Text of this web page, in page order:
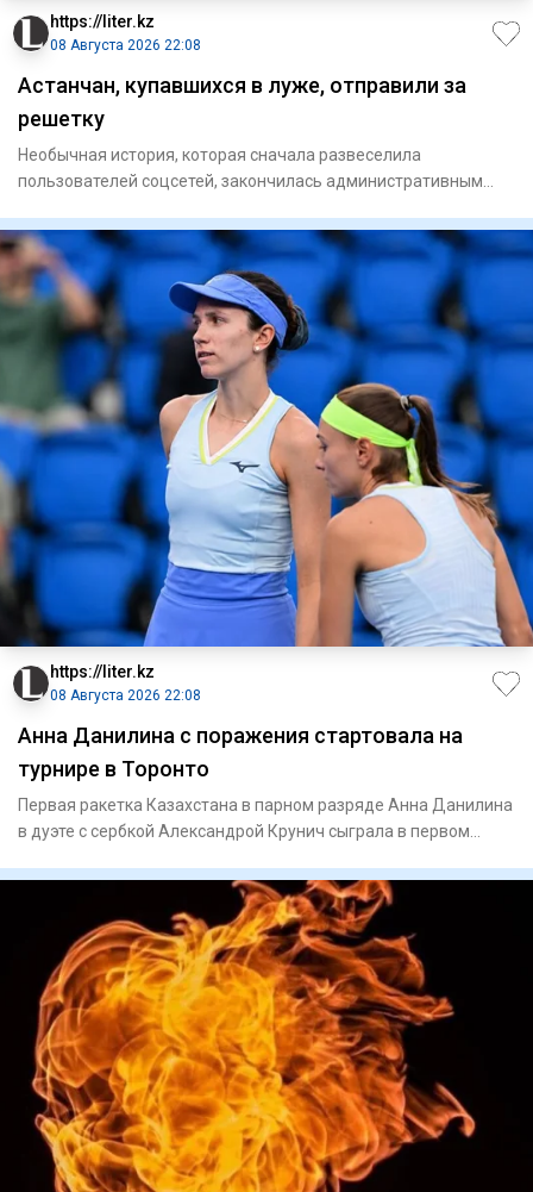
https://liter.kz
08 Августа 2026 22:08
Астанчан, купавшихся в луже, отправили за
решетку
Необычная история, которая сначала развеселила
пользователей соцсетей, закончилась административным
https://liter.kz
08 Августа 2026 22:08
Анна Данилина с поражения стартовала на
турнире в Торонто
Первая ракетка Казахстана в парном разряде Анна Данилина
в дуэте с сербкой Александрой Крунич сыграла в первом